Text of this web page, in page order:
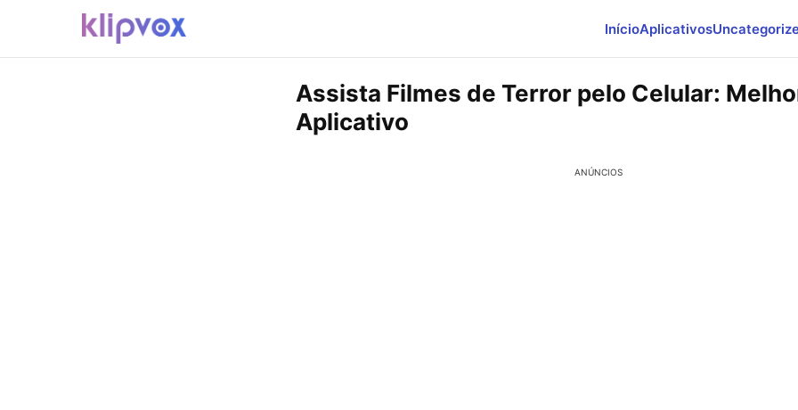
InícioAplicativos
Assista Filmes de Terror pelo Celular:
Aplicativo
ANÚNCIOS